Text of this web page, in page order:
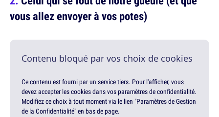
vous allez envoyer à vos potes)
Contenu bloqué par vos choix de cookies
Ce contenu est fourni par un service tiers. Pour l'afficher, vous
devez accepter les cookies dans vos paramètres de confidentialité.
Modifiez ce choix à tout moment via le lien "Paramètres de Gestion
de la Confidentialité" en bas de page.